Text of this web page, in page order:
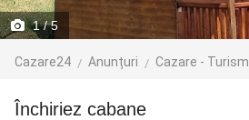
1/ 5
Cazare24 Anunțuri Cazare - Turism
Închiriez cabane